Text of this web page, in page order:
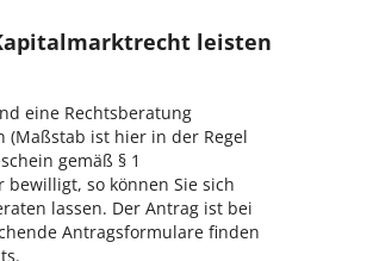
leisten
eine Rechtsberatung
(Maßstab ist hier in der Regel
gemäß § 1
bewilligt, so können Sie sich
lassen. Der Antrag ist bei
Antragsformulare finden